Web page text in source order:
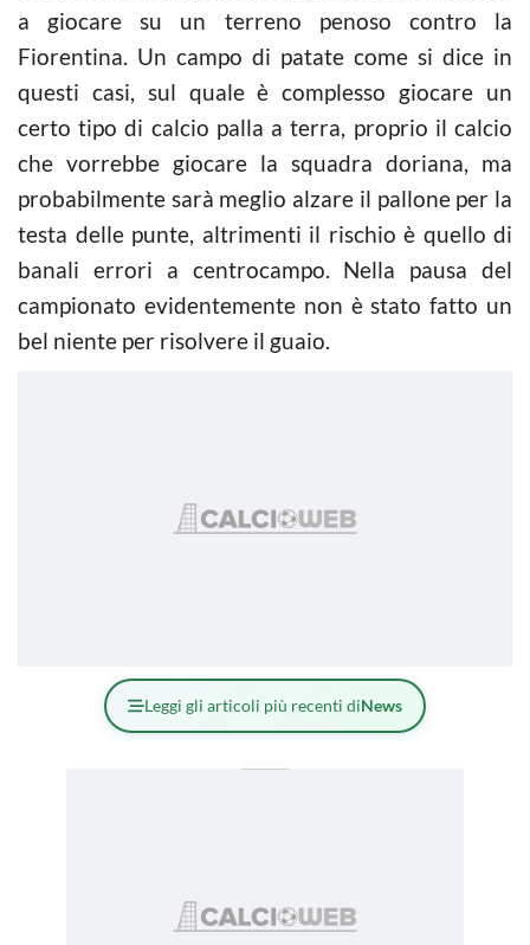
a giocare su un terreno penoso contro la
Fiorentina. Un campo di patate come si dice in
questi casi, sul quale è complesso giocare un
certo tipo di calcio palla a terra, proprio il calcio
che vorrebbe giocare la squadra doriana, ma
probabilmente sarà meglio alzare il pallone per la
testa delle punte, altrimenti il rischio è quello di
banali errori a centrocampo. Nella pausa del
campionato evidentemente non è stato fatto un
bel niente per risolvere il guaio.
Leggi gli articoli più recenti diNews